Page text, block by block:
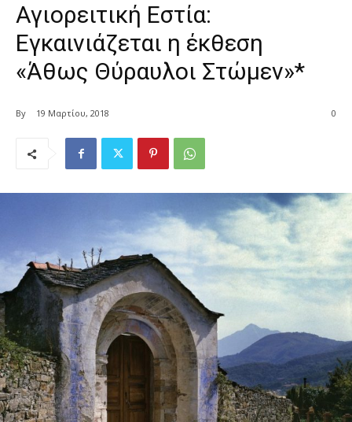
Αγιορειτική Εστία:
Εγκαινιάζεται η έκθεση
«Άθως Θύραυλοι Στώμεν»*
By 19 Μαρτίου, 2018 0